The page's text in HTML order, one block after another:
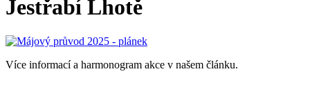
Jestřabí Lhotě
Více informací a harmonogram akce v našem článku.